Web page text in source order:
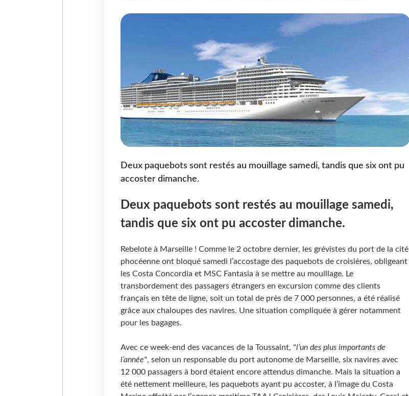
Deux paquebots sont restés au mouillage samedi, tandis que six ont pu
accoster dimanche.
Deux paquebots sont restés au mouillage samedi,
tandis que six ont pu accoster dimanche.
Rebelote à Marseille ! Comme le 2 octobre dernier, les grévistes du port de la cité
phocéenne ont bloqué samedi l’accostage des paquebots de croisières, obligeant
les Costa Concordia et MSC Fantasia à se mettre au mouillage. Le
transbordement des passagers étrangers en excursion comme des clients
français en tête de ligne, soit un total de près de 7 000 personnes, a été réalisé
grâce aux chaloupes des navires. Une situation compliquée à gérer notamment
pour les bagages.
Avec ce week-end des vacances de la Toussaint, "l’un des plus importants de
l’année", selon un responsable du port autonome de Marseille, six navires avec
12 000 passagers à bord étaient encore attendus dimanche. Mais la situation a
été nettement meilleure, les paquebots ayant pu accoster, à l’image du Costa